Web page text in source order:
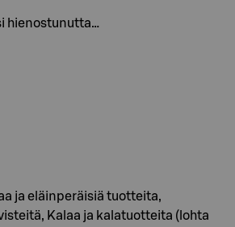
hienostunutta…
ja eläinperäisiä tuotteita,
Kalaa ja kalatuotteita (lohta